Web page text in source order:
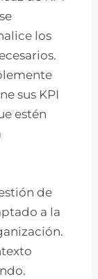
los
sus KPI
estén
de
a la